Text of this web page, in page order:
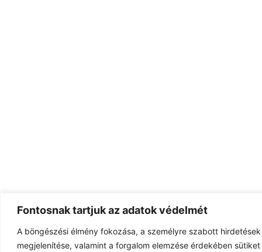
Fontosnak tartjuk az adatok védelmét
A böngészési élmény fokozása, a személyre szabott
megjelenítése, valamint a forgalom elemzése érdekében